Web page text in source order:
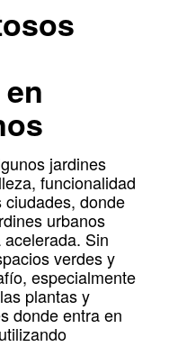
jardines
funcionalidad
donde
urbanos
Sin
verdes y
especialmente
plantas y
donde entra en